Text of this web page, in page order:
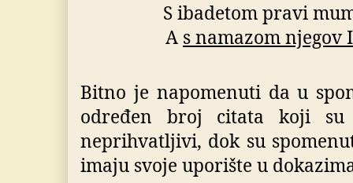
S ibadetom pravi
A s namazom njegov
Bitno je napomenuti da u
određen broj citata koji su
neprihvatljivi, dok su
imaju svoje uporište u